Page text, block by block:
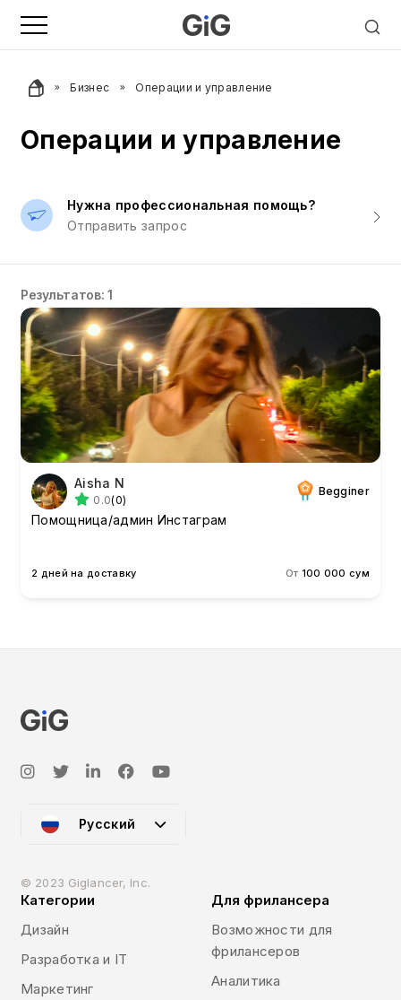
Бизнес Операции и управление
Операции и управление
Нужна профессиональная помощь?
Отправить запрос
Результатов: 1
Aisha N
0.0(0)
Begginer
Помощница/админ Инстаграм
2 дней на доставку От 100 000 сум
Русский
© 2023 Giglancer, Inc.
Категории
Дизайн
Разработка и IT
Маркетинг
Для фрилансера
Возможности для
фрилансеров
Аналитика